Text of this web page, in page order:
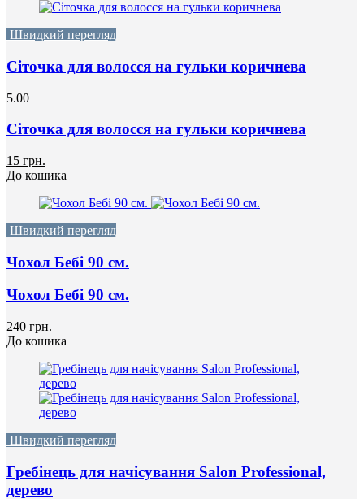
Швидкий перегляд
Сіточка для волосся на гульки коричнева
5.00
Сіточка для волосся на гульки коричнева
15 грн.
До кошика
Швидкий перегляд
Чохол Бебі 90 cм.
Чохол Бебі 90 cм.
240 грн.
До кошика
Швидкий перегляд
Гребінець для начісування Salon Professional,
дерево